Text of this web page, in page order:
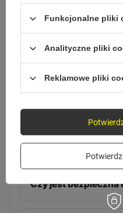
Pytania,
przed
Czy naładuje mój
Czy jest bezpieczna
Funkcjonalne pliki
Analityczne pliki
Reklamowe pliki